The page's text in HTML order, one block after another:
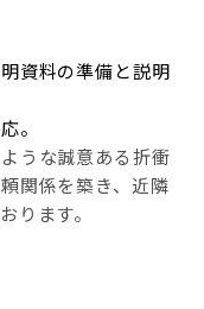
資料の準備と説明
。
うな誠意ある折衝
関係を築き、近隣
ります。